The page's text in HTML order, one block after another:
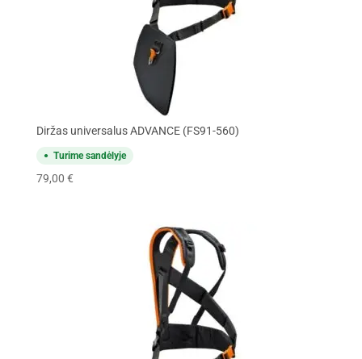
Diržas universalus ADVANCE (FS91-560)
Turime sandėlyje
79,00 €